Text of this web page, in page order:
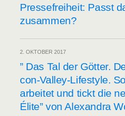
Pres­se­frei­heit: Passt
zusammen?
2. OKTOBER 2017
” Das Tal der Göt­ter.
con-Val­ley-Life­style.
arbei­tet und tickt die
Éli­te” von Alex­an­dra